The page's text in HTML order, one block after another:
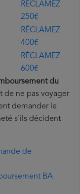
RÉCLAMEZ
250€
RÉCLAMEZ
400€
RÉCLAMEZ
600€
du
de ne pas voyager
demander le
s'ils décident
de
BA